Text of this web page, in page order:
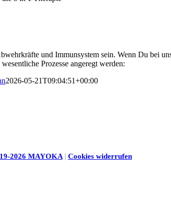
und Immunsystem sein. Wenn Du bei
Prozesse angeregt werden:
2026-05-21T09:04:51+00:00
2026 MAYOKA | Cookies widerrufen